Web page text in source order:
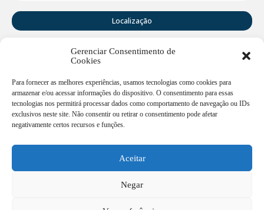
Gerenciar Consentimento de
Cookies
Para fornecer as melhores experiências, usamos tecnologias como cookies para
armazenar e/ou acessar informações do dispositivo. O consentimento para essas
tecnologias nos permitirá processar dados como comportamento de navegação ou IDs
exclusivos neste site. Não consentir ou retirar o consentimento pode afetar
negativamente certos recursos e funções.
Aceitar
Negar
Localização
Perguntas Frequentes
Webmail
Rua Doutor Cruz Machado, 205 - Centro - União da Vitória -
PR
Atendimento de segunda a sexta-feira das 12:00h às